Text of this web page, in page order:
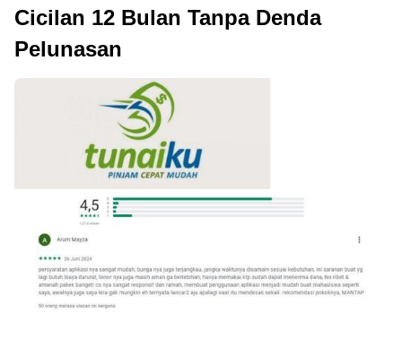
Cicilan 12 Bulan Tanpa Denda
Pelunasan